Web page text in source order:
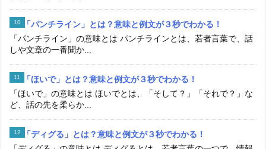
「パンチライン」とは？意味と例文が３秒でわかる！
「パンチライン」の意味とは パンチラインとは、若者言葉で、話
しや文章の一番聞か...
「ほいで」とは？意味と例文が３秒でわかる！
「ほいで」の意味とは ほいでとは、「そして？」「それで？」な
ど、話の先を柔らか...
「ディグる」とは？意味と例文が３秒でわかる！